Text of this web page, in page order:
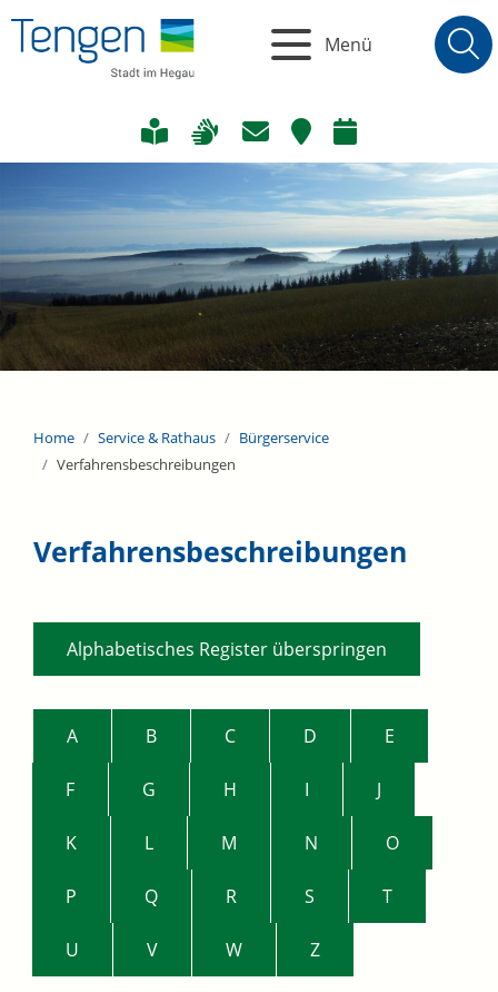
Menü
Home Service & Rathaus
Bürgerservice
Verfahrensbeschreibungen
Verfahrensbeschreibungen
Alphabetisches Register überspringen
A B C D E
F G H I J
K L M N O
P Q R S T
U V W Z